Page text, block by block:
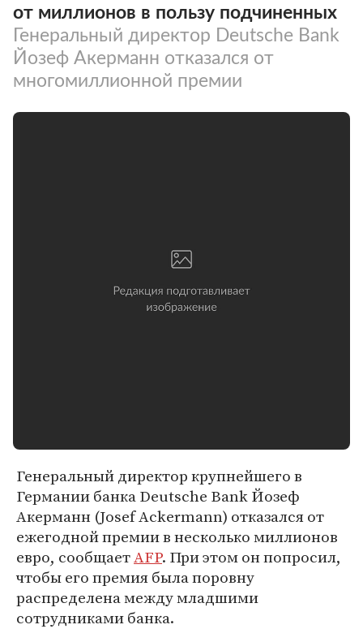
от миллионов в пользу подчиненных
Генеральный директор Deutsche Bank
Йозеф Акерманн отказался от
многомиллионной премии
Генеральный директор крупнейшего в
Германии банка Deutsche Bank Йозеф
Акерманн (Josef Ackermann) отказался от
ежегодной премии в несколько миллионов
евро, сообщаетAFP. При этом он попросил,
чтобы его премия была поровну
распределена между младшими
сотрудниками банка.